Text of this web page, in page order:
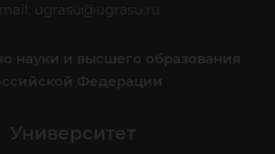
ugrasu@ugrasu.ru
науки и высшего образования
Федерации
Университет